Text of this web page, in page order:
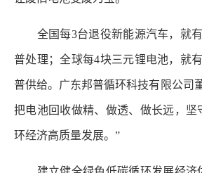
全国每3台退役新能源汽车，就有
普处理；全球每4块三元锂电池，就
普供给。广东邦普循环科技有限公司
把电池回收做精、做透、做长远，坚
环经济高质量发展。”